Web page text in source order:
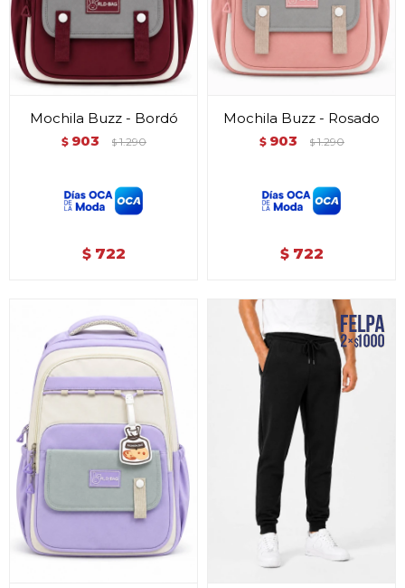
Mochila Buzz - Bordó
$ 903 $ 1.290
$ 722
Mochila Buzz - Rosado
$ 903 $ 1.290
$ 722